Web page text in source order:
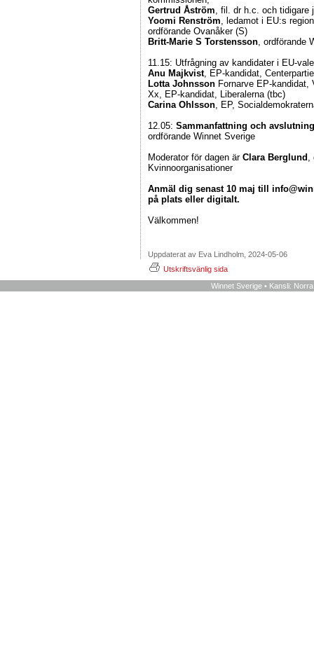
Gertrud Åström, fil. dr h.c. och tidigare
Yoomi Renström, ledamot i EU:s
ordförande Ovanåker (S)
Britt-Marie S Torstensson, ordförande
11.15: Utfrågning av kandidater i EU-
Anu Majkvist, EP-kandidat,
Lotta Johnsson Fornarve EP-
Xx, EP-kandidat, Liberalerna (tbc)
Carina Ohlsson, EP,
12.05: Sammanfattning och avslutning
ordförande Winnet Sverige
Moderator för dagen är Clara Berglund ,
Kvinnoorganisationer
Anmäl dig senast 10 maj till
på plats eller digitalt.
Välkommen!
Uppdaterat av Eva Lindholm, 2024-05-06
Utskriftsvänlig sida
Winnet Sverige • Kansli: